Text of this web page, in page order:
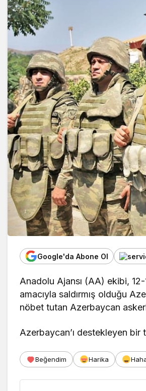
Google'da Abone Ol
Anadolu Ajansı (AA) ekibi,
amacıyla saldırmış olduğu
nöbet tutan Azerbaycan
Azerbaycan’ı destekleyen bir
Beğendim Harika